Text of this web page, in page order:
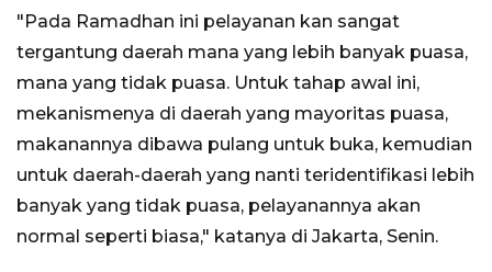
"Pada Ramadhan ini pelayanan kan sangat
tergantung daerah mana yang lebih banyak puasa,
mana yang tidak puasa. Untuk tahap awal ini,
mekanismenya di daerah yang mayoritas puasa,
makanannya dibawa pulang untuk buka, kemudian
untuk daerah-daerah yang nanti teridentifikasi lebih
banyak yang tidak puasa, pelayanannya akan
normal seperti biasa," katanya di Jakarta, Senin.